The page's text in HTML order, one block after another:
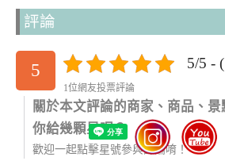
評論
5 5/5 -
1位網友投票評論
關於本文評論的商家、商品、景
你給幾顆星呢？
歡迎一起點擊星號參與評論唷！